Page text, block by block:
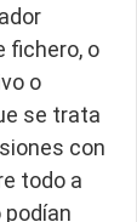
fichero, o
o
se trata
con
todo a